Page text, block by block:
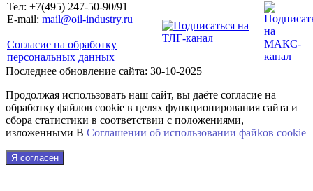
Тел: +7(495) 247-50-90/91
E-mail: mail@oil-industry.ru
Согласие на обработку
персональных данных
Последнее обновление сайта: 30-10-2025
Продолжая использовать наш сайт, вы даёте согласие на
обработку файлов cookie в целях функционирования сайта и
сбора статистики в соответствии с положениями,
изложенными В Соглашении об использовании файkов cookie
Я согласен